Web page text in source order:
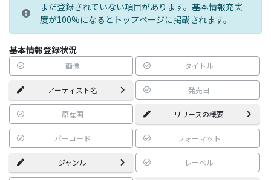
まだ登録されていない項目があります。基本情報充実
度が100%になるとトップページに掲載されます。
基本情報登録状況
画像 タイトル
アーティスト名 発売日
原産国 リリースの概要
バーコード フォーマット
ジャンル レーベル